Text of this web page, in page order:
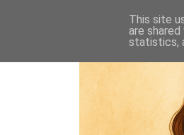
This site
are
statistics,